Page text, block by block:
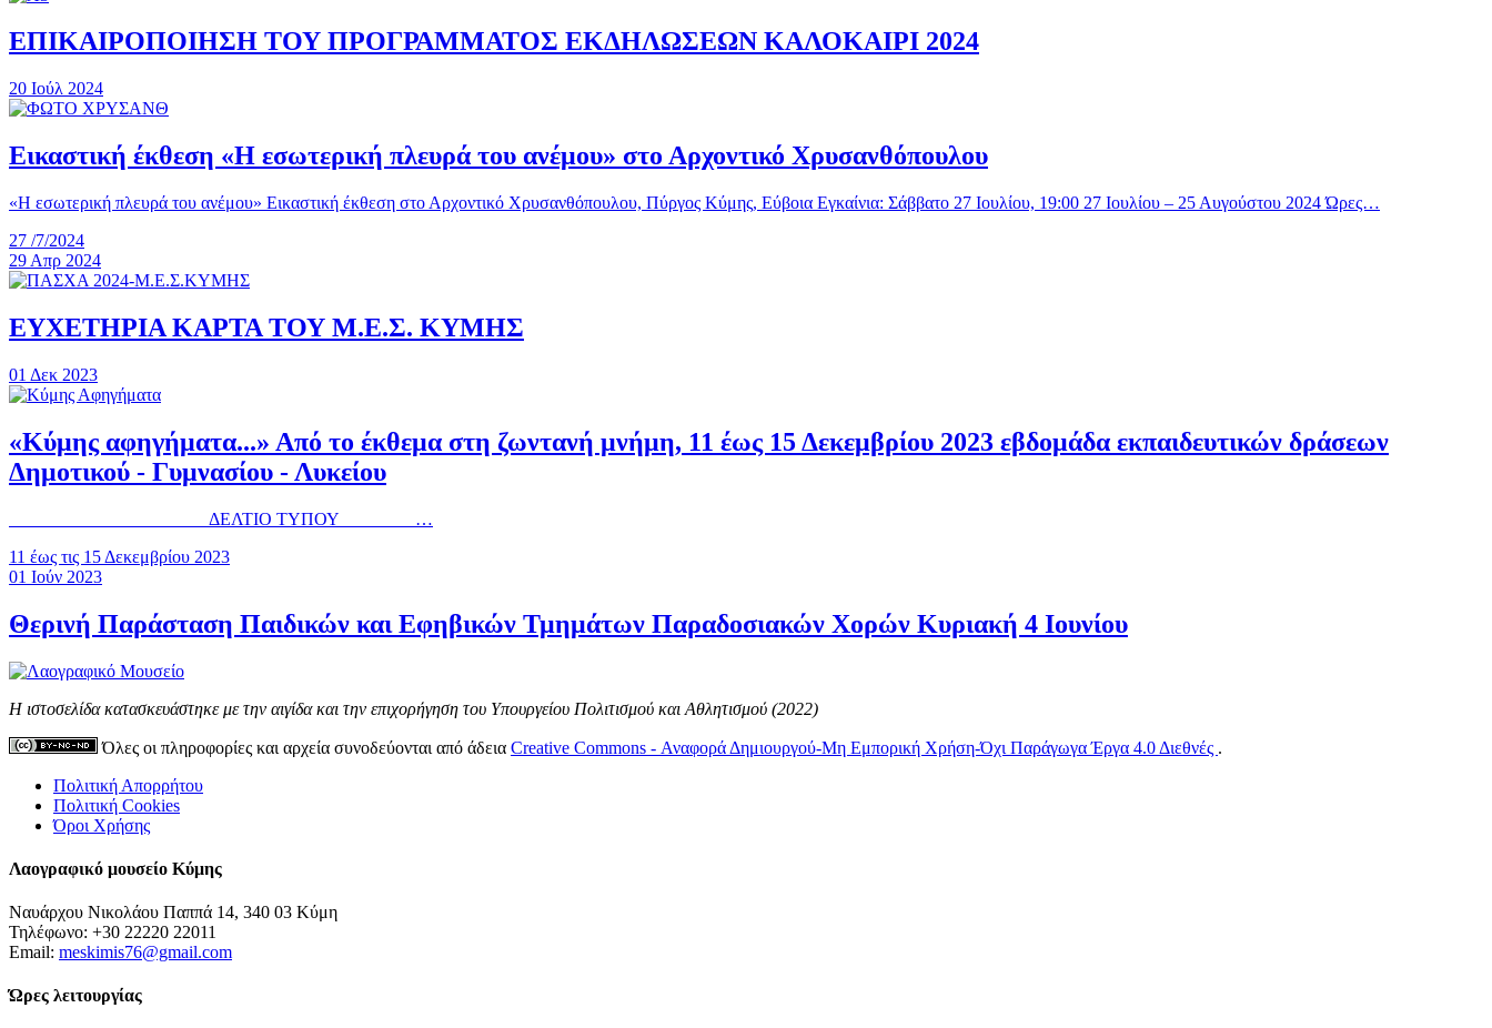
ΕΠΙΚΑΙΡΟΠΟΙΗΣΗ ΤΟΥ ΠΡΟΓΡΑΜΜΑΤΟΣ ΕΚΔΗΛΩΣΕΩΝ ΚΑΛΟΚΑΙΡΙ 2024
20 Ιούλ 2024
Εικαστική έκθεση «Η εσωτερική πλευρά του ανέμου» στο Αρχοντικό Χρυσανθόπουλου
«Η εσωτερική πλευρά του ανέμου» Εικαστική έκθεση στο Αρχοντικό Χρυσανθόπουλου, Πύργος Κύμης, Εύβοια Εγκαίνια: Σάββατο 27 Ιουλίου, 19:00 27 Ιουλίου – 25 Αυγούστου 2024 Ώρες…
27 /7/2024
29 Απρ 2024
ΕΥΧΕΤΗΡΙΑ ΚΑΡΤΑ ΤΟΥ Μ.Ε.Σ. ΚΥΜΗΣ
01 Δεκ 2023
«Κύμης αφηγήματα...» Από το έκθεμα στη ζωντανή μνήμη, 11 έως 15 Δεκεμβρίου 2023 εβδομάδα εκπαιδευτικών δράσεων
Δημοτικού - Γυμνασίου - Λυκείου
ΔΕΛΤΙΟ ΤΥΠΟΥ …
11 έως τις 15 Δεκεμβρίου 2023
01 Ιούν 2023
Θερινή Παράσταση Παιδικών και Εφηβικών Τμημάτων Παραδοσιακών Χορών Κυριακή 4 Ιουνίου
Η ιστοσελίδα κατασκευάστηκε με την αιγίδα και την επιχορήγηση του Υπουργείου Πολιτισμού και Αθλητισμού (2022)
Όλες οι πληροφορίες και αρχεία συνοδεύονται από άδεια Creative Commons - Αναφορά Δημιουργού-Μη Εμπορική Χρήση-Όχι Παράγωγα Έργα 4.0 Διεθνές .
Πολιτική Απορρήτου
Πολιτική Cookies
Όροι Χρήσης
Λαογραφικό μουσείο Κύμης
Ναυάρχου Νικολάου Παππά 14, 340 03 Κύμη
Τηλέφωνο: +30 22220 22011
Email: meskimis76@gmail.com
Ώρες λειτουργίας